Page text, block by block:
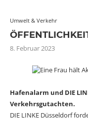
Umwelt & Verkehr
8. Februar 2023
Hafenalarm und DIE
Verkehrsgutachten.
DIE LINKE Düsseldorf